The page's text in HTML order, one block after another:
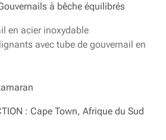
à bêche équilibrés
en acier inoxydable
avec tube de gouvernail en
: Cape Town, Afrique du Sud